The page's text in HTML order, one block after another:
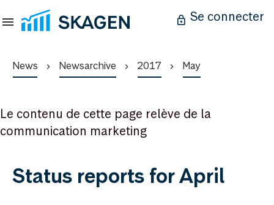
Se connecter
News Newsarchive 2017 May
Le contenu de cette page relève de la
communication marketing
Status reports for April